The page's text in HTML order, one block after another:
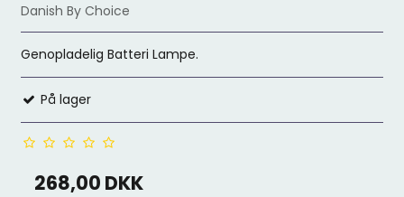
Danish By Choice
Genopladelig Batteri Lampe.
På lager
268,00 DKK